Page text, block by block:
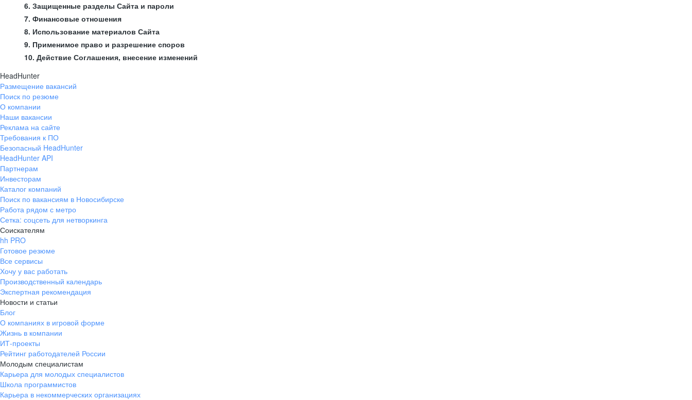
6. Защищенные разделы Сайта и пароли
7. Финансовые отношения
8. Использование материалов Сайта
9. Применимое право и разрешение споров
10. Действие Соглашения, внесение изменений
HeadHunter
Размещение вакансий
Поиск по резюме
О компании
Наши вакансии
Реклама на сайте
Требования к ПО
Безопасный HeadHunter
HeadHunter API
Партнерам
Инвесторам
Каталог компаний
Поиск по вакансиям в Новосибирске
Работа рядом с метро
Сетка: соцсеть для нетворкинга
Соискателям
hh PRO
Готовое резюме
Все сервисы
Хочу у вас работать
Производственный календарь
Экспертная рекомендация
Новости и статьи
Блог
О компаниях в игровой форме
Жизнь в компании
ИТ-проекты
Рейтинг работодателей России
Молодым специалистам
Карьера для молодых специалистов
Школа программистов
Карьера в некоммерческих организациях